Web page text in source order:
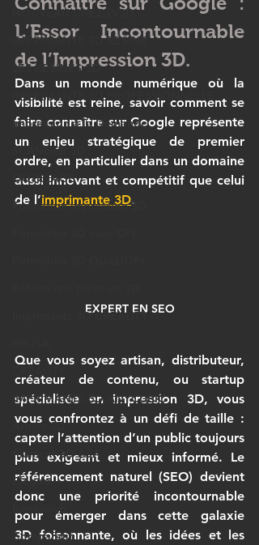
NOUVEAU CHEZ LV3D
IMPRIMANTE 3D RESINE
LES RESINES 3D
IMPRIMANTE 3D PROFESSIONNELLE
Impression à la Demande
SCANNER 3D
OUTILLAGE
Formation impression 3D
Imprimante 3D CREALITY
IMPRIMANTE 3D ANYCUBIC
Artiste 3D
filament 3D ASA
Elegoo
bambulab
Comparatif
L’Essor Incontournable
de l’Impression 3D.
Dans un monde numérique où la
visibilité est reine, savoir comment se
faire connaître sur Google représente
un enjeu stratégique de premier
ordre, en particulier dans un domaine
aussi innovant et compétitif que celui
de l’imprimante 3D.
EXPERT EN SEO
Que vous soyez artisan, distributeur,
créateur de contenu, ou startup
spécialisée en impression 3D, vous
vous confrontez à un défi de taille :
capter l’attention d’un public toujours
plus exigeant et mieux informé. Le
référencement naturel (SEO) devient
donc une priorité incontournable
pour émerger dans cette galaxie
3D foisonnante, où les idées et les